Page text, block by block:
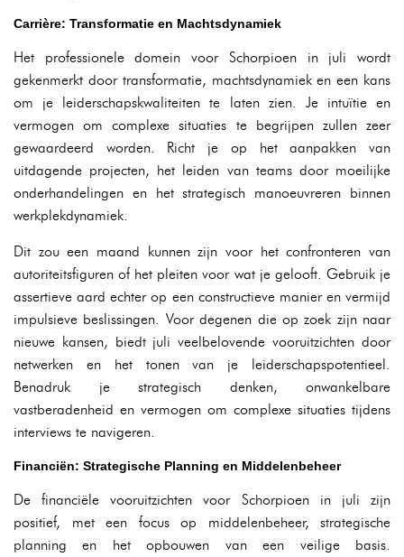
Carrière: Transformatie en Machtsdynamiek
Het professionele domein voor Schorpioen in juli wordt
gekenmerkt door transformatie, machtsdynamiek en een kans
om je leiderschapskwaliteiten te laten zien. Je intuïtie en
vermogen om complexe situaties te begrijpen zullen zeer
gewaardeerd worden. Richt je op het aanpakken van
uitdagende projecten, het leiden van teams door moeilijke
onderhandelingen en het strategisch manoeuvreren binnen
werkplekdynamiek.
Dit zou een maand kunnen zijn voor het confronteren van
autoriteitsfiguren of het pleiten voor wat je gelooft. Gebruik je
assertieve aard echter op een constructieve manier en vermijd
impulsieve beslissingen. Voor degenen die op zoek zijn naar
nieuwe kansen, biedt juli veelbelovende vooruitzichten door
netwerken en het tonen van je leiderschapspotentieel.
Benadruk je strategisch denken, onwankelbare
vastberadenheid en vermogen om complexe situaties tijdens
interviews te navigeren.
Financiën: Strategische Planning en Middelenbeheer
De financiële vooruitzichten voor Schorpioen in juli zijn
positief, met een focus op middelenbeheer, strategische
planning en het opbouwen van een veilige basis.